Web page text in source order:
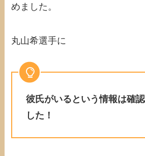
めました。
丸山希選手に
彼氏がいるという情報は確
した！